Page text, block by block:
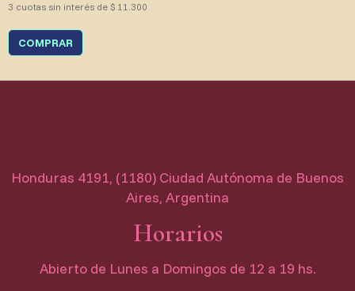
3 cuotas sin interés de $ 11.300
COMPRAR
Honduras 4191, (1180) Ciudad Autónoma de Buenos
Aires, Argentina
Horarios
Abierto de Lunes a Domingos de 12 a 19 hs.